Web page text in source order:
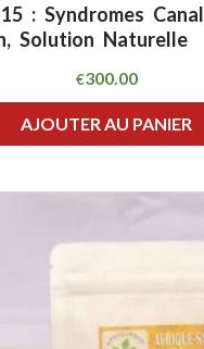
: Syndromes Canal
Solution Naturelle
€300.00
AJOUTER AU PANIER